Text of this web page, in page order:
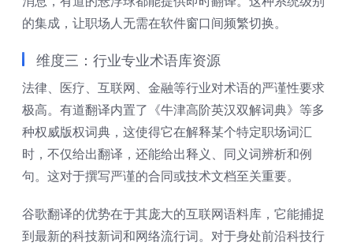
的集成，让职场人无需在软件窗口间频繁切换。
维度三：行业专业术语库资源
法律、医疗、互联网、金融等行业对术语的严谨性要求
极高。有道翻译内置了《牛津高阶英汉双解词典》等多
种权威版权词典，这使得它在解释某个特定职场词汇
时，不仅给出翻译，还能给出释义、同义词辨析和例
句。这对于撰写严谨的合同或技术文档至关重要。
谷歌翻译的优势在于其庞大的互联网语料库，它能捕捉
到最新的科技新词和网络流行词。对于身处前沿科技行